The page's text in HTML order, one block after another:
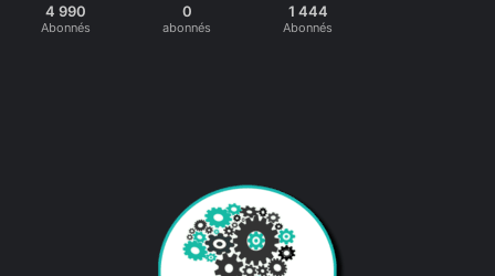
4 990
Abonnés
0
abonnés
1 444
Abonnés